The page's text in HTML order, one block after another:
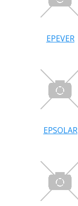
EPEVER
EPSOLAR